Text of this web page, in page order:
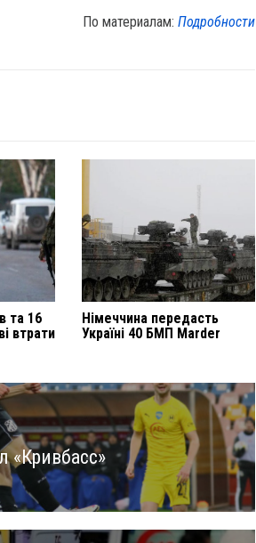
По материалам:Подробности
та 16
втрати
Німеччина передасть
Україні 40 БМП Marder
«Кривбасс»